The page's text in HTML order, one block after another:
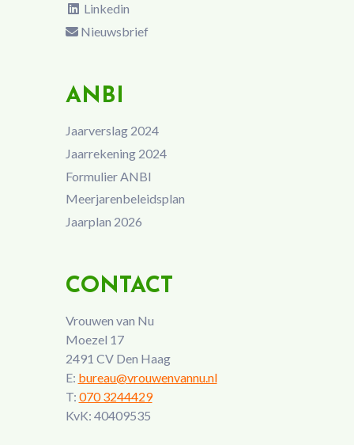
Linkedin
Nieuwsbrief
ANBI
Jaarverslag 2024
Jaarrekening 2024
Formulier ANBI
Meerjarenbeleidsplan
Jaarplan 2026
CONTACT
Vrouwen van Nu
Moezel 17
2491 CV Den Haag
E: bureau@vrouwenvannu.nl
T: 070 3244429
KvK: 40409535